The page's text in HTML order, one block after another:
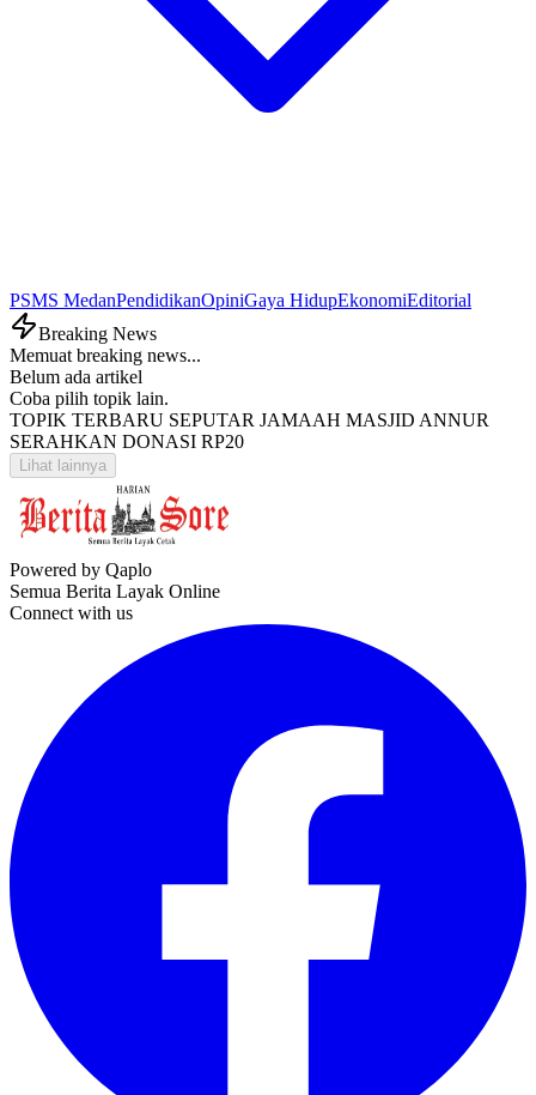
PSMS MedanPendidikanOpiniGaya HidupEkonomiEditorial
Breaking News
Memuat breaking news...
Belum ada artikel
Coba pilih topik lain.
TOPIK TERBARU SEPUTAR JAMAAH MASJID ANNUR
SERAHKAN DONASI RP20
Lihat lainnya
Powered by Qaplo
Semua Berita Layak Online
Connect with us